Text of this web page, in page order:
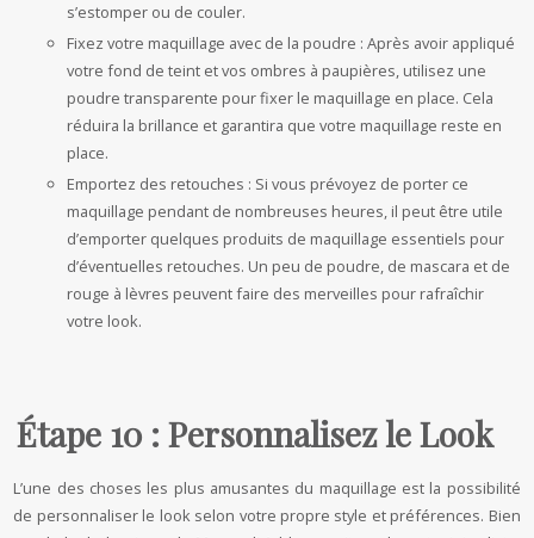
s’estomper ou de couler.
Fixez votre maquillage avec de la poudre : Après avoir appliqué
votre fond de teint et vos ombres à paupières, utilisez une
poudre transparente pour fixer le maquillage en place. Cela
réduira la brillance et garantira que votre maquillage reste en
place.
Emportez des retouches : Si vous prévoyez de porter ce
maquillage pendant de nombreuses heures, il peut être utile
d’emporter quelques produits de maquillage essentiels pour
d’éventuelles retouches. Un peu de poudre, de mascara et de
rouge à lèvres peuvent faire des merveilles pour rafraîchir
votre look.
Étape 10 : Personnalisez le Look
L’une des choses les plus amusantes du maquillage est la possibilité
de personnaliser le look selon votre propre style et préférences. Bien